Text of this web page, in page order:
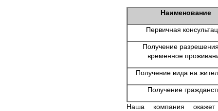
Наименование
Первичная
Получение
временное
Получение вида на
Получение
Наша компания